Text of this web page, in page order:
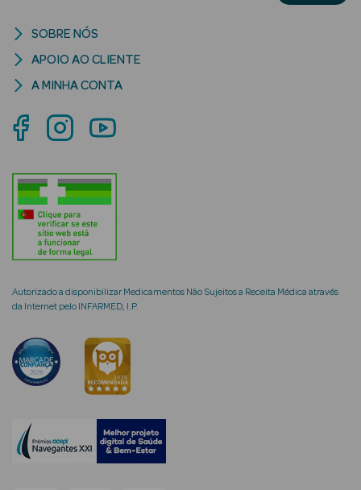
Séruns Faciais
Creme de Olhos
envelhecimento
Desmaquilhantes
Água Micelar
Solares
Máscaras
Água Termal
Esfoliantes
Coffrets
Autorizado a disponibilizar Medicamentos Não Sujeitos a Receita Médica através
da Internet pelo INFARMED, I.P.
SOBRE NÓS
APOIO AO CLIENTE
A MINHA CONTA